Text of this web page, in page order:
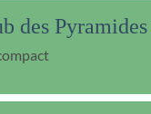
des Pyramides